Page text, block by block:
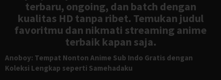
terbaru, ongoing, dan batch dengan
kualitas HD tanpa ribet. Temukan judul
favoritmu dan nikmati streaming anime
terbaik kapan saja.
Anoboy: Tempat Nonton Anime Sub Indo Gratis dengan
Koleksi Lengkap seperti Samehadaku